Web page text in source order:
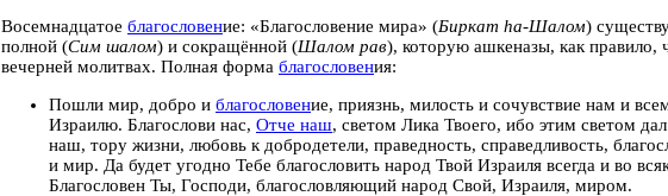
Восемнадцатое благословение: «Благословение мира» (Биркат hа-Шалом)
полной (Сим шалом) и сокращённой (Шалом рав), которую ашкеназы, как правило,
вечерней молитвах. Полная форма благословения:
Пошли мир, добро и благословение, приязнь, милость и сочувствие нам и
Израилю. Благослови нас, Отче наш, светом Лика Твоего, ибо этим светом
наш, тору жизни, любовь к добродетели, праведность, справедливость,
и мир. Да будет угодно Тебе благословить народ Твой Израиля всегда и во
Благословен Ты, Господи, благословляющий народ Свой, Израиля, миром.